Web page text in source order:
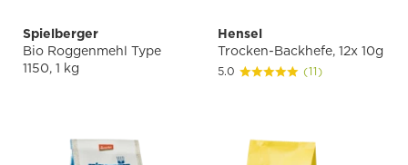
Spielberger
Bio Roggenmehl Type
1150, 1 kg
Hensel
Trocken-Backhefe, 12x 10g
5.0 (11)